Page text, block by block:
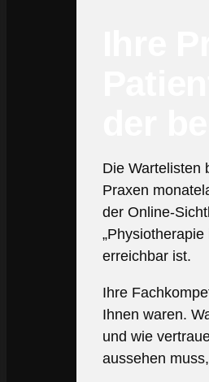
Die Wartelisten
Praxen
der Online-
erreichbar ist.
Ihre
Ihnen waren.
und wie
aussehen